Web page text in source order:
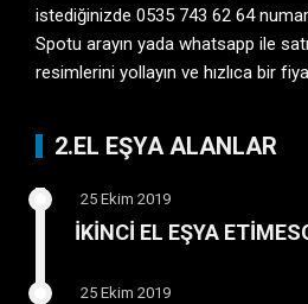
istediğinizde 0535 743 62 64
Spotu arayın yada whatsapp ile
resimlerini yollayın ve hızlıca bir
2.EL EŞYA ALANLAR
25 Ekim 2019
İKİNCİ EL EŞYA
25 Ekim 2019